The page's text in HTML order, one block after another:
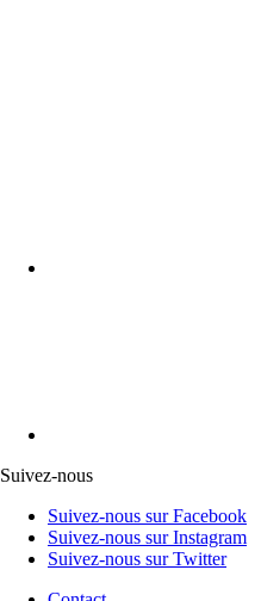
Suivez-nous
Suivez-nous sur Facebook
Suivez-nous sur Instagram
Suivez-nous sur Twitter